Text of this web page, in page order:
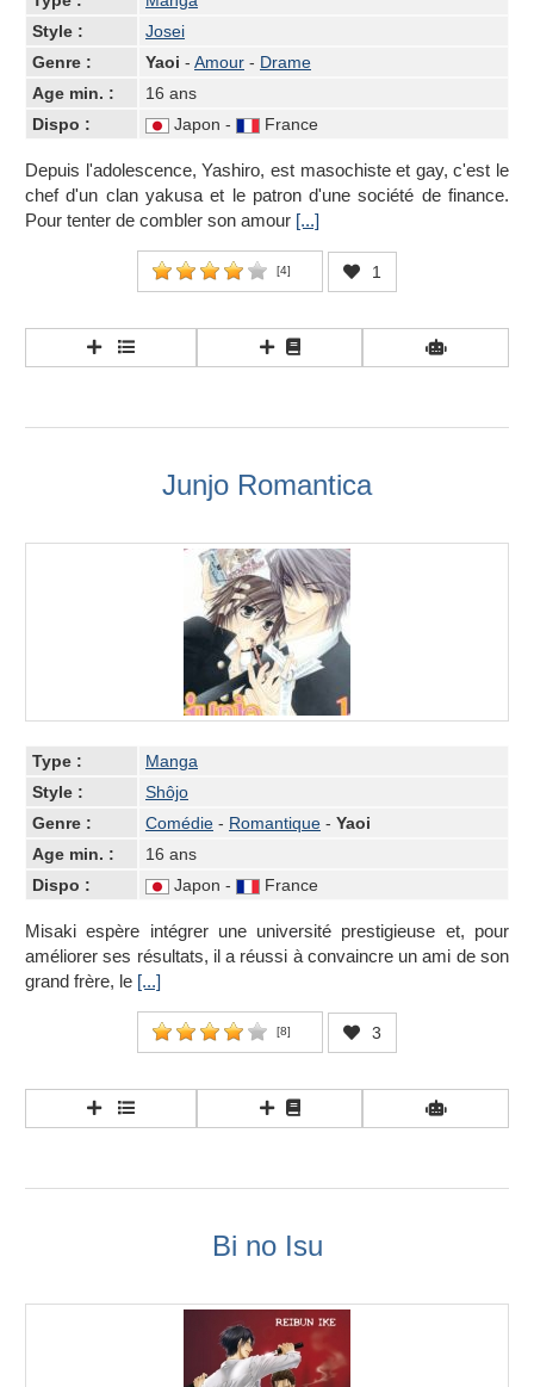
Style :
Josei
Genre :
Yaoi - Amour - Drame
Age min. :
16 ans
Dispo :
Japon - France
Depuis l'adolescence, Yashiro, est masochiste et gay, c'est le
chef d'un clan yakusa et le patron d'une société de finance.
Pour tenter de combler son amour [...]
[4] 1
Junjo Romantica
Type :
Manga
Style :
Shôjo
Genre :
Comédie - Romantique - Yaoi
Age min. :
16 ans
Dispo :
Japon - France
Misaki espère intégrer une université prestigieuse et, pour
améliorer ses résultats, il a réussi à convaincre un ami de son
grand frère, le [...]
[8] 3
Bi no Isu